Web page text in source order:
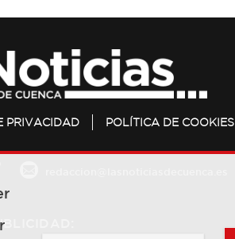
PRIVACIDAD POLÍTICA DE COOKIES